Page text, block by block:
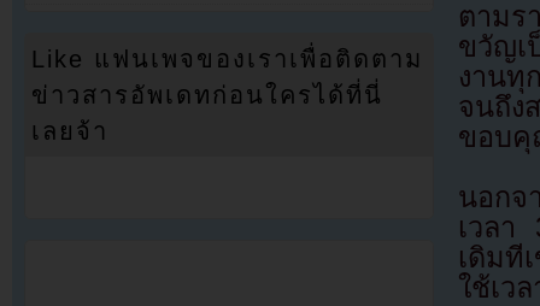
ตามร
ขวัญ
งานทุ
จนถึง
ขอบคุ
นอกจ
เวล
เดิมที
ใช้เว
Like แฟนเพจของเราเพื่อติดตาม
ข่าวสารอัพเดทก่อนใครได้ที่นี่
เลยจ้า